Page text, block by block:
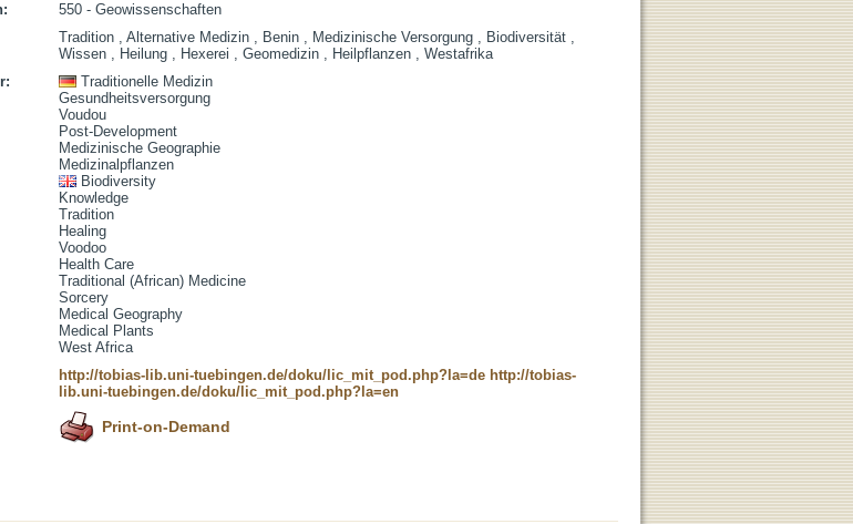
550 - Geowissenschaften
Tradition , Alternative Medizin , Benin , Medizinische Versorgung , Biodiversität ,
Wissen , Heilung , Hexerei , Geomedizin , Heilpflanzen , Westafrika
Traditionelle Medizin
Gesundheitsversorgung
Voudou
Post-Development
Medizinische Geographie
Medizinalpflanzen
Biodiversity
Knowledge
Tradition
Healing
Voodoo
Health Care
Traditional (African) Medicine
Sorcery
Medical Geography
Medical Plants
West Africa
http://tobias-lib.uni-tuebingen.de/doku/lic_mit_pod.php?la=de http://tobias-
lib.uni-tuebingen.de/doku/lic_mit_pod.php?la=en
Print-on-Demand